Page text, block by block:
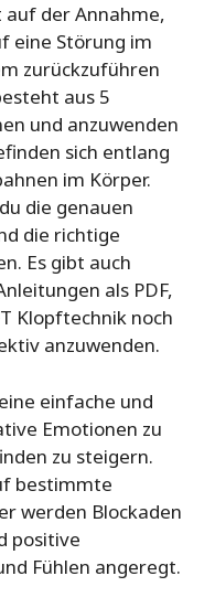
auf der Annahme,
eine Störung im
zurückzuführen
aus 5
und anzuwenden
sich entlang
im Körper.
die genauen
die richtige
Es gibt auch
als PDF,
Klopftechnik noch
anzuwenden.
einfache und
Emotionen zu
zu steigern.
bestimmte
werden Blockaden
positive
Fühlen angeregt.